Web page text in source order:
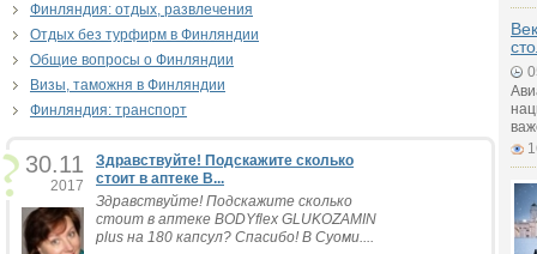
Финляндия: отдых, развлечения
Отдых без турфирм в Финляндии
Общие вопросы о Финляндии
Визы, таможня в Финляндии
Финляндия: транспорт
30.11
2017
Здравствуйте! Подскажите сколько
стоит в аптеке B...
Здравствуйте! Подскажите сколько
стоит в аптеке BODYflex GLUKOZAMIN
plus на 180 капсул? Спасибо! В Суоми....